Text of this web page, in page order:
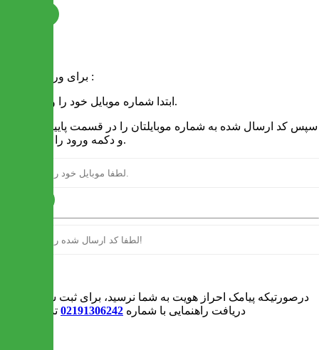
برای ورود به سایت :
1 - ابتدا شماره موبایل خود را وارد کنید.
و دکمه ورود را انتخاب کنید.
درصورتیکه پیامک احراز هویت به شما نرسید، برای ثبت سفارش و یا
دریافت راهنمایی با شماره 02191306242 تماس بگیرید